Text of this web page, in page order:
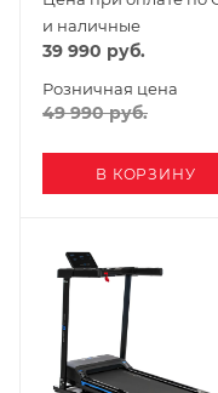
и наличные
39 990 руб.
Розничная цена
49 990руб.
В КОРЗИНУ